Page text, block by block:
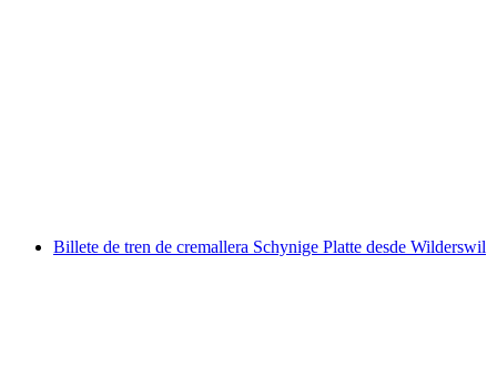
Billete de tren de cremallera Schynige Platte desde Wilderswil